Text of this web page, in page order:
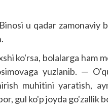
u qadar zamonaviy
ko'rsa, bolalarga ham
yuzlanib. —
muhitini yaratish,
gul ko'p joyda go'zallik